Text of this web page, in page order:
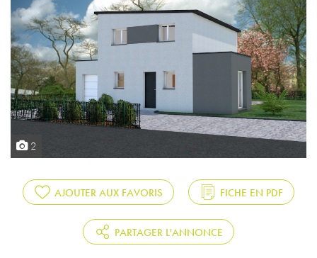
2
AJOUTER AUX FAVORIS FICHE EN PDF
PARTAGER L'ANNONCE